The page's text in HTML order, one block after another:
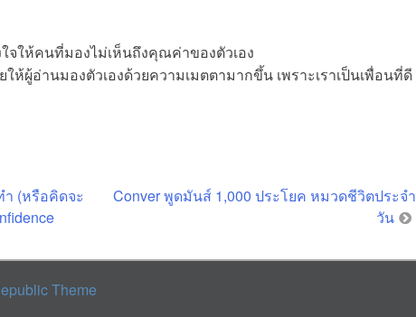
จให้คนที่มองไม่เห็นถึงคุณค่าของตัวเอง
ห้ผู้อ่านมองตัวเองด้วยความเมตตามากขึ้น เพราะเราเป็นเพื่อนที่ดี
(หรือคิดจะ
Conver พูดมันส์ 1,000 ประโยค หมวดชีวิตประจำ
วัน
Theme